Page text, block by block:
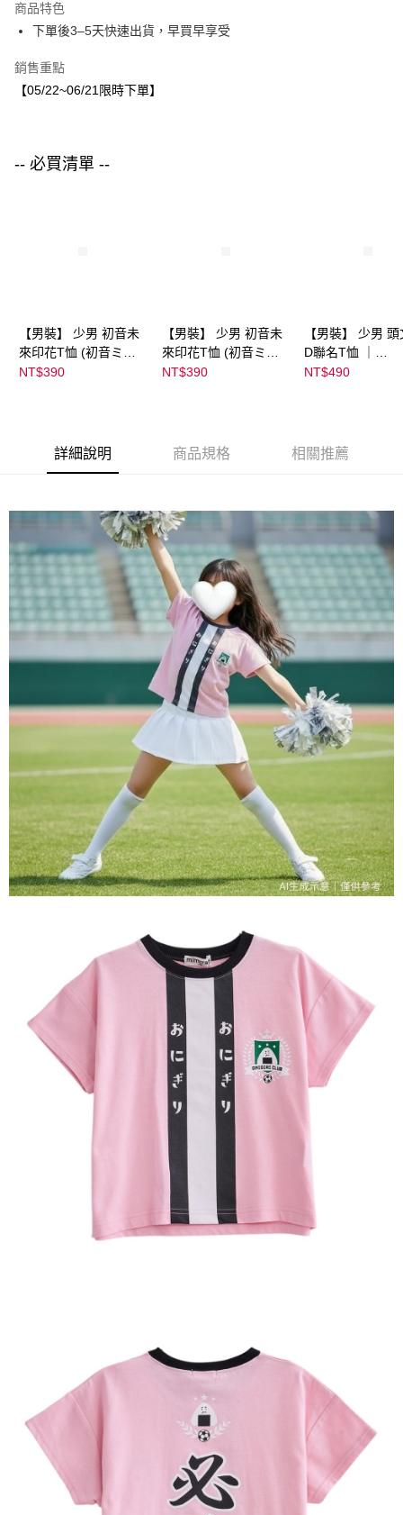
運送方式
每筆NT$80，滿NT$1,500(含以上)免運費
宅配
商品特色
下單後3–5天快速出貨，早買早享受
銷售重點
【05/22~06/21限時下單】
-- 必買清單 --
【男裝】 少男 初音未
來印花T恤 (初音ミク)
｜
NT$390
【男裝】 少男 初音未
來印花T恤 (初音ミク)
｜
NT$390
【男裝】 少男
D聯名T恤 ｜
NT$490
詳細說明 商品規格 相關推薦